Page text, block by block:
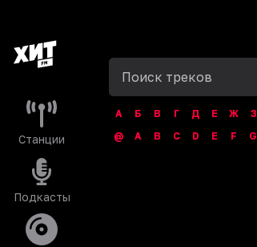
Станции
Подкасты
А Б В Г Д Е Ж З
@
A B C D E F G